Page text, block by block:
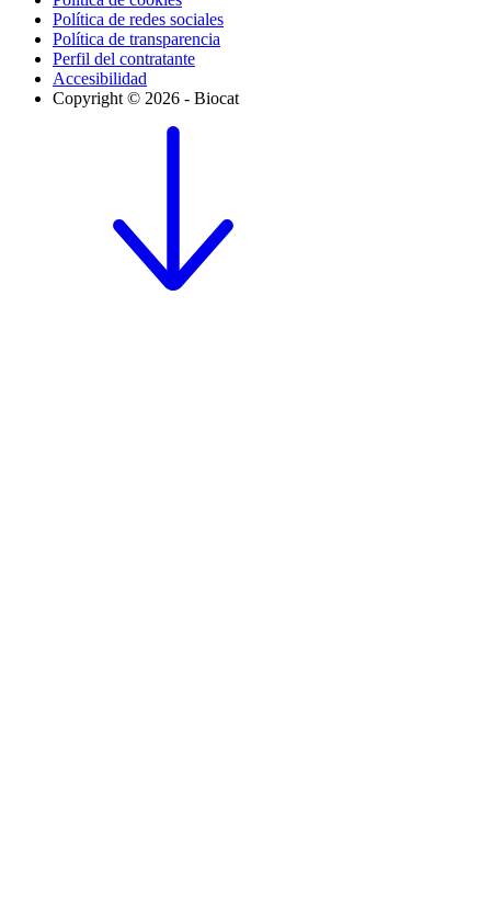
Política de redes sociales
Política de transparencia
Perfil del contratante
Accesibilidad
Copyright © 2026 - Biocat